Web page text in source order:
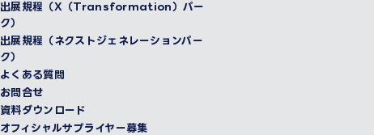
出展規程（X（Transformation）パー
ク）
出展規程（ネクストジェネレーションパー
ク）
よくある質問
お問合せ
資料ダウンロード
オフィシャルサプライヤー募集